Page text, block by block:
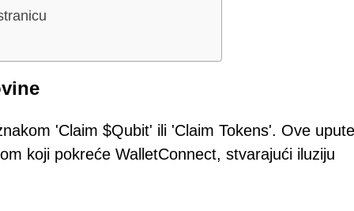
'Claim $Qubit' ili 'Claim Tokens'. Ove upute
koji pokreće WalletConnect, stvarajući iluziju